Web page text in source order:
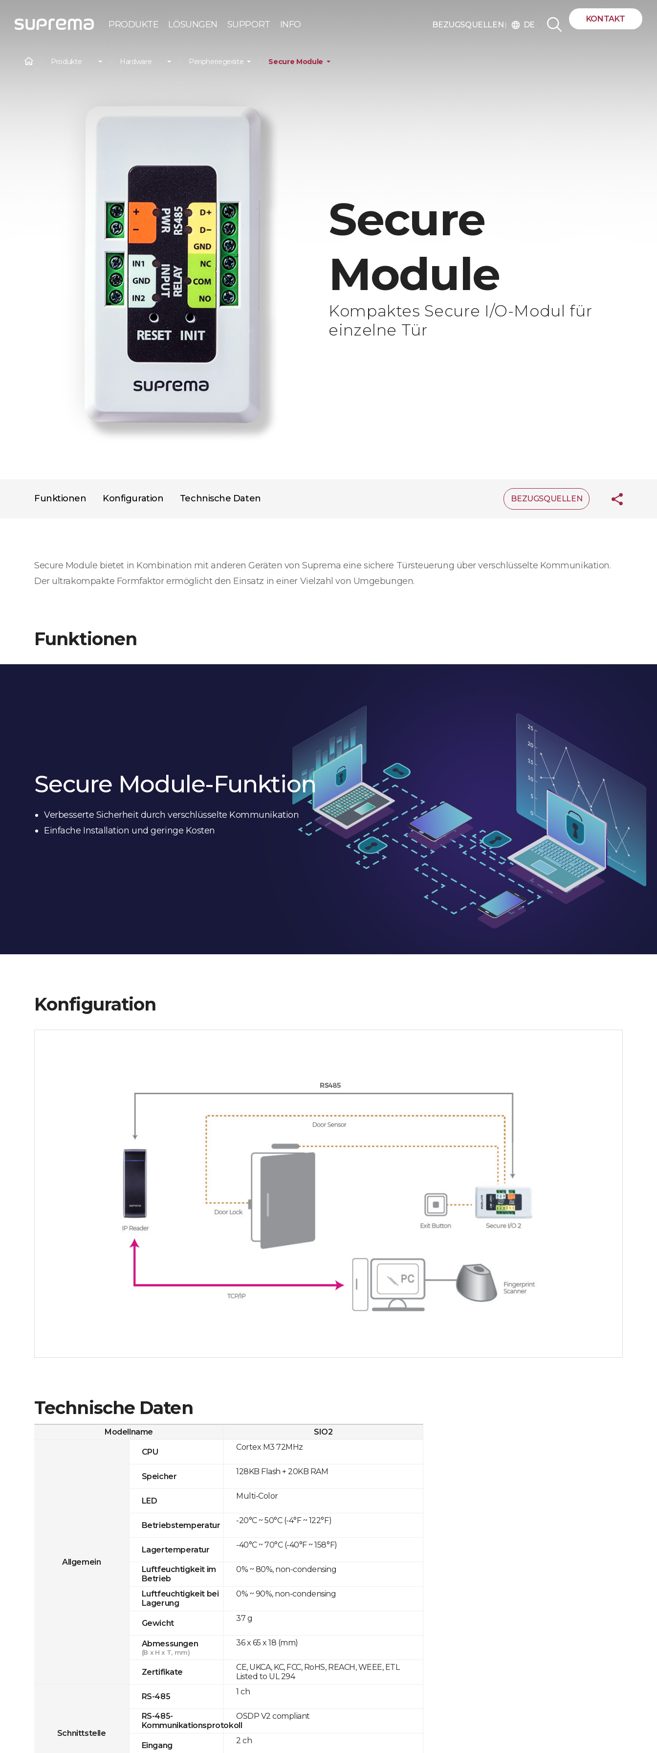
PRODUKTE LÖSUNGEN SUPPORT INFO BEZUGSQUELLEN language DE
KONTAKT
Secure
Module
Kompaktes Secure I/O-Modul für
einzelne Tür
Produkte Hardware Peripheriegeräte Secure Module
Funktionen Konfiguration Technische Daten BEZUGSQUELLEN
Secure Module bietet in Kombination mit anderen Geräten von Suprema eine sichere Türsteuerung über verschlüsselte Kommunikation.
Der ultrakompakte Formfaktor ermöglicht den Einsatz in einer Vielzahl von Umgebungen.
Funktionen
Secure Module-Funktion
Verbesserte Sicherheit durch verschlüsselte Kommunikation
Einfache Installation und geringe Kosten
Konfiguration
Technische Daten
Modellname
Allgemein
CPU
Speicher
LED
Betriebstemperatur
Lagertemperatur
Luftfeuchtigkeit im
Betrieb
Luftfeuchtigkeit bei
Lagerung
Gewicht
Abmessungen
(B x H x T, mm)
Zertifikate
Schnittstelle
RS-485
RS-485-
Kommunikationsprotokoll
Eingang
SIO2
Cortex M3 72MHz
128KB Flash + 20KB RAM
Multi-Color
-20°C ~ 50°C (-4°F ~ 122°F)
-40°C ~ 70°C (-40°F ~ 158°F)
0% ~ 80%, non-condensing
0% ~ 90%, non-condensing
37 g
36 x 65 x 18 (mm)
CE, UKCA, KC, FCC, RoHS, REACH, WEEE, ETL
Listed to UL 294
1 ch
OSDP V2 compliant
2 ch